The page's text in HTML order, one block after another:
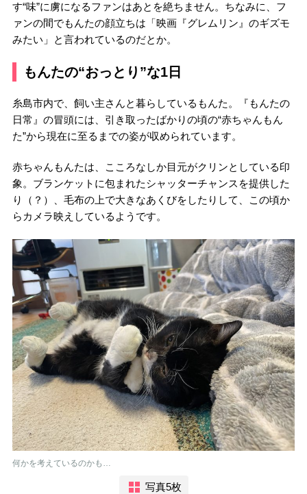
す“味”に虜になるファンはあとを絶ちません。ちなみに、フ
ァンの間でもんたの顔立ちは「映画『グレムリン』のギズモ
みたい」と言われているのだとか。
もんたの“おっとり”な1日
糸島市内で、飼い主さんと暮らしているもんた。『もんたの
日常』の冒頭には、引き取ったばかりの頃の“赤ちゃんもん
た”から現在に至るまでの姿が収められています。
赤ちゃんもんたは、こころなしか目元がクリンとしている印
象。ブランケットに包まれたシャッターチャンスを提供した
り（？）、毛布の上で大きなあくびをしたりして、この頃か
らカメラ映えしているようです。
何かを考えているのかも…
写真5枚